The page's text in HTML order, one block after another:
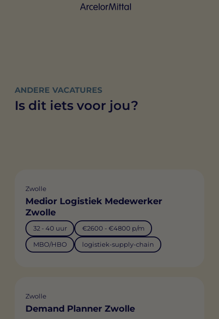
ANDERE VACATURES
Is dit iets voor jou?
Zwolle
Medior Logistiek Medewerker
Zwolle
32 - 40 uur €2600 - €4800 p/m
MBO/HBO logistiek-supply-chain
Zwolle
Demand Planner Zwolle